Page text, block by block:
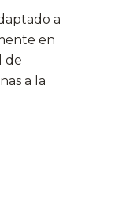
a
en
de
a la